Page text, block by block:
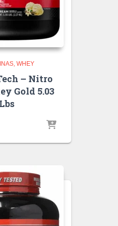
WHEY
– Nitro
Gold 5.03
Lbs